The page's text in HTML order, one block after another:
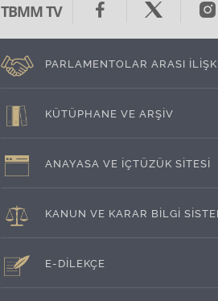
TBMM TV
PARLAMENTOLAR ARASI
KÜTÜPHANE VE ARŞİV
ANAYASA VE İÇTÜZÜK SİTESİ
KANUN VE KARAR BİLGİ
E-DİLEKÇE